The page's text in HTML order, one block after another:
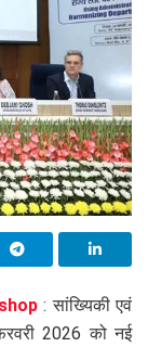
: सांख्यिकी एवं
2026 को नई